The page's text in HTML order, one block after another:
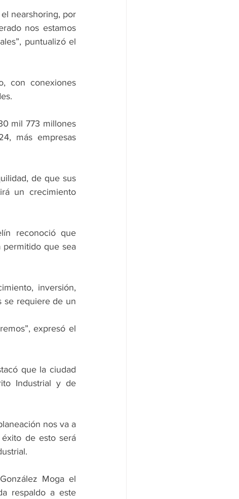
nearshoring, por
nos estamos
puntualizó el
con conexiones
mil 773 millones
más empresas
de que sus
un crecimiento
reconoció que
permitido que sea
inversión,
se requiere de un
expresó el
que la ciudad
Industrial y de
nos va a
de esto será
Moga el
respaldo a este